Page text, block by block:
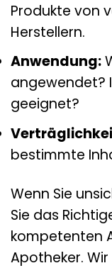
Produkte von
Herstellern.
Anwendung:
angewendet?
geeignet?
bestimmte
Wenn Sie
Sie das
kompetenten
Apotheker.